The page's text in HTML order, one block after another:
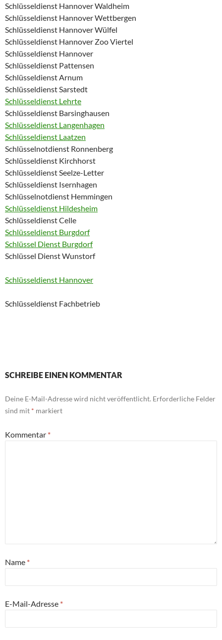
Schlüsseldienst Hannover Waldheim
Schlüsseldienst Hannover Wettbergen
Schlüsseldienst Hannover Wülfel
Schlüsseldienst Hannover Zoo Viertel
Schlüsseldienst Hannover
Schlüsseldienst Pattensen
Schlüsseldienst Arnum
Schlüsseldienst Sarstedt
Schlüsseldienst Lehrte
Schlüsseldienst Barsinghausen
Schlüsseldienst Langenhagen
Schlüsseldienst Laatzen
Schlüsselnotdienst Ronnenberg
Schlüsseldienst Kirchhorst
Schlüsseldienst Seelze-Letter
Schlüsseldienst Isernhagen
Schlüsselnotdienst Hemmingen
Schlüsseldienst Hildesheim
Schlüsseldienst Celle
Schlüsseldienst Burgdorf
Schlüssel Dienst Burgdorf
Schlüssel Dienst Wunstorf
Schlüsseldienst Hannover
Schlüsseldienst Fachbetrieb
SCHREIBE EINEN KOMMENTAR
Deine E-Mail-Adresse wird nicht veröffentlicht. Erforderliche Felder
sind mit * markiert
Kommentar *
Name *
E-Mail-Adresse *